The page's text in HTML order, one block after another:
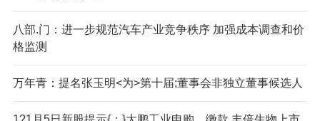
八部.门：进一步规范汽车产业竞争秩序 加强成本调查和价
格监测
万年青：提名张玉明<为>第十届;董事会非独立董事候选人